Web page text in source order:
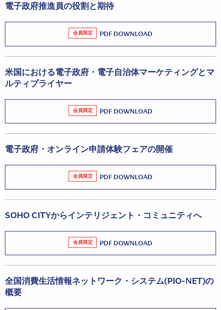
電子政府推進員の役割と期待
会員限定 PDF DOWNLOAD
米国における電子政府・電子自治体マーケティングとマ
ルティプライヤー
会員限定 PDF DOWNLOAD
電子政府・オンライン申請体験フェアの開催
会員限定 PDF DOWNLOAD
SOHO CITYからインテリジェント・コミュニティへ
会員限定 PDF DOWNLOAD
全国消費生活情報ネットワーク・システム(PIO-NET)の
概要